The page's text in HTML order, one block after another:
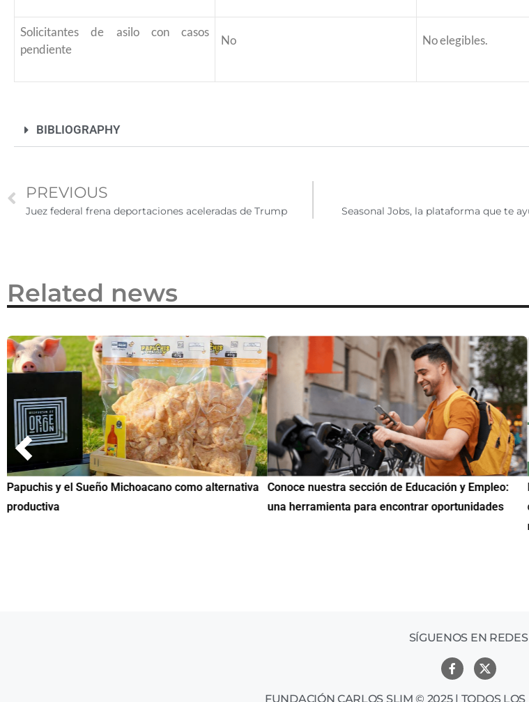
Solicitantes de asilo con casos
pendiente
No No elegibles.
BIBLIOGRAPHY
PREVIOUS
Juez federal frena deportaciones aceleradas de Trump​
Related news
Papuchis y el Sueño Michoacano como alternativa
productiva
Conoce nuestra sección de Educación y Empleo:
una herramienta para encontrar oportunidades
SÍGUENOS EN REDES
FUNDACIÓN CARLOS SLIM © 2025 | TODOS